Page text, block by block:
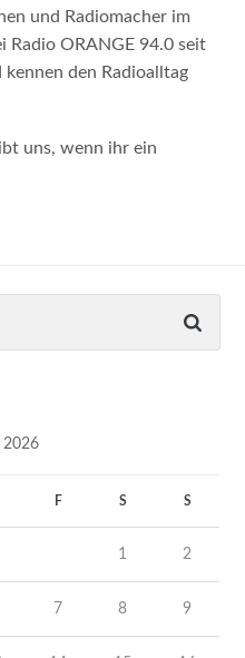
und Radiomacher im
Radio ORANGE 94.0 seit
kennen den Radioalltag
uns, wenn ihr ein
2026
F S S
1 2
7 8 9